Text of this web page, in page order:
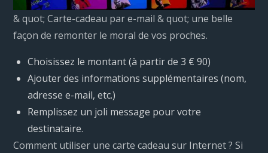
& quot; Carte-cadeau par e-mail & quot; une belle
façon de remonter le moral de vos proches.
Choisissez le montant (à partir de 3 € 90)
Ajouter des informations supplémentaires (nom,
adresse e-mail, etc.)
Remplissez un joli message pour votre
destinataire.
Comment utiliser une carte cadeau sur Internet ? Si